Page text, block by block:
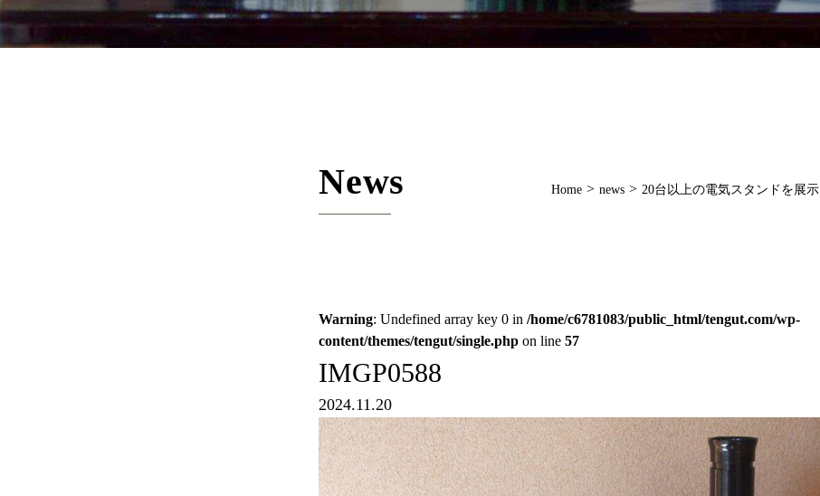
News Home > news > 20台以上の電気スタンドを展示
Warning: Undefined array key 0 in /home/c6781083/public_html/tengut.com/wp-
content/themes/tengut/single.php on line 57
IMGP0588
2024.11.20